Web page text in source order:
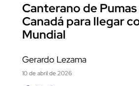
Canterano de Pumas
Canadá para llegar
Mundial
Gerardo Lezama
10 de abril de 2026